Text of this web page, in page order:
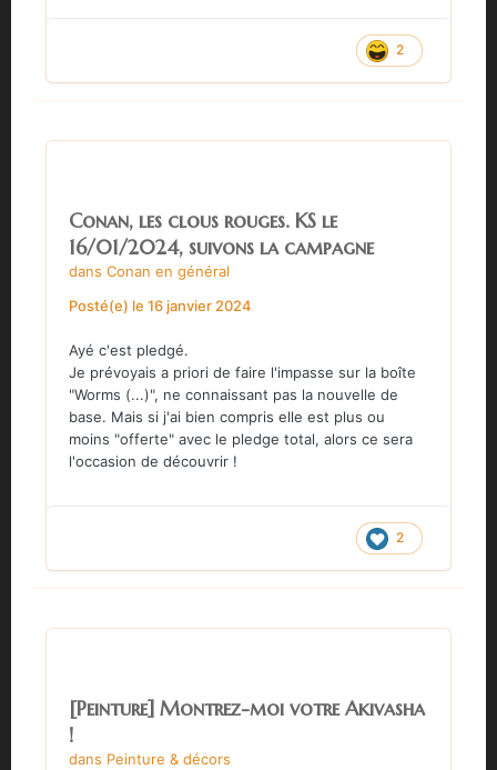
2
Conan, les clous rouges. KS le
16/01/2024, suivons la campagne
dans Conan en général
Posté(e) le 16 janvier 2024
Ayé c'est pledgé.
Je prévoyais a priori de faire l'impasse sur la boîte
"Worms (...)", ne connaissant pas la nouvelle de
base. Mais si j'ai bien compris elle est plus ou
moins "offerte" avec le pledge total, alors ce sera
l'occasion de découvrir !
2
[Peinture] Montrez-moi votre Akivasha
!
dans Peinture & décors